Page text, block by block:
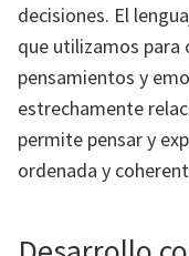
decisiones. El
que utilizamos para
pensamientos y
estrechamente
permite pensar y
ordenada y